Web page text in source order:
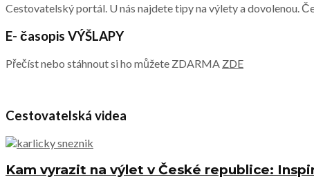
Cestovatelský portál. U nás najdete tipy na výlety a dovolenou.
E- časopis VÝŠLAPY
Přečíst nebo stáhnout si ho můžete ZDARMA ZDE
Cestovatelská videa
Kam vyrazit na výlet v České republice: